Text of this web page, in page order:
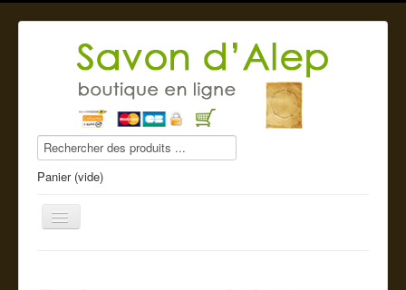
Panier (vide)